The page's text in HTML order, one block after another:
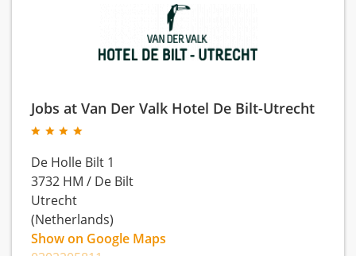
Jobs at Van Der Valk Hotel De Bilt-Utrecht
De Holle Bilt 1
3732 HM / De Bilt
Utrecht
(Netherlands)
Show on Google Maps